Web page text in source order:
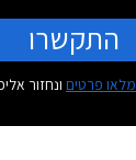
התקשרו
מלאו פרטים ונחזור